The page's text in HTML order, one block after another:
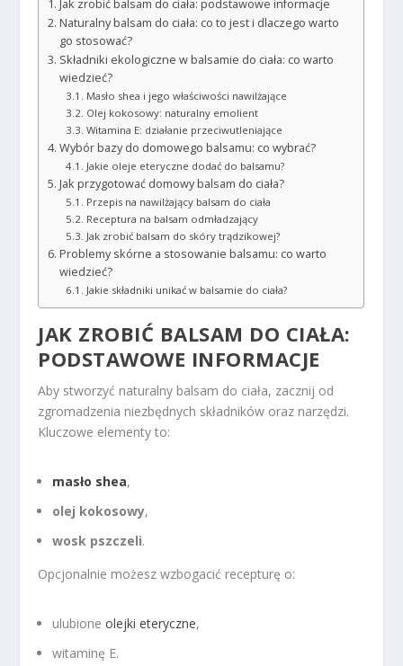
Jak zrobić balsam do ciała: podstawowe informacje
Naturalny balsam do ciała: co to jest i dlaczego warto
go stosować?
Składniki ekologiczne w balsamie do ciała: co warto
wiedzieć?
Masło shea i jego właściwości nawilżające
Olej kokosowy: naturalny emolient
Witamina E: działanie przeciwutleniające
Wybór bazy do domowego balsamu: co wybrać?
Jakie oleje eteryczne dodać do balsamu?
Jak przygotować domowy balsam do ciała?
Przepis na nawilżający balsam do ciała
Receptura na balsam odmładzający
Jak zrobić balsam do skóry trądzikowej?
Problemy skórne a stosowanie balsamu: co warto
wiedzieć?
Jakie składniki unikać w balsamie do ciała?
JAK ZROBIĆ BALSAM DO CIAŁA:
PODSTAWOWE INFORMACJE
Aby stworzyć naturalny balsam do ciała, zacznij od
zgromadzenia niezbędnych składników oraz narzędzi.
Kluczowe elementy to:
masło shea,
olej kokosowy,
wosk pszczeli.
Opcjonalnie możesz wzbogacić recepturę o:
ulubioneolejki eteryczne,
witaminę E.